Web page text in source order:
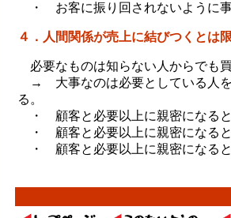
・ お客に振り回されないように
４．人間関係が売上に結びつくとは
必要なものは知らない人からでも
→ 大事なのは必要としている人を
る。
・ 顧客と必要以上に親密になる
・ 顧客と必要以上に親密になる
・ 顧客と必要以上に親密になる